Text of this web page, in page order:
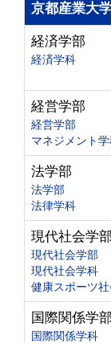
京都産業大
経済学部
経済学科
経営学部
経営学部
マネジメント
法学部
法学部
法律学科
現代社会学部
現代社会学部
現代社会学科
健康スポーツ
国際関係学部
国際関係学科